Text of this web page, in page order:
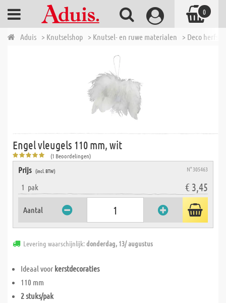
Aduis > Knutselshop > Knutsel- en ruwe materialen > Deco
Engel vleugels 110 mm, wit
(1 Beoordelingen)
Prijs (incl. BTW) N° 305463
1 pak € 3,45
Aantal
Levering waarschijnlijk:donderdag, 13/ augustus
Ideaal voor kerstdecoraties
110 mm
2 stuks/pak
0